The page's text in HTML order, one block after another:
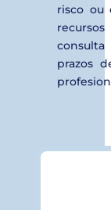
risco ou
prazos